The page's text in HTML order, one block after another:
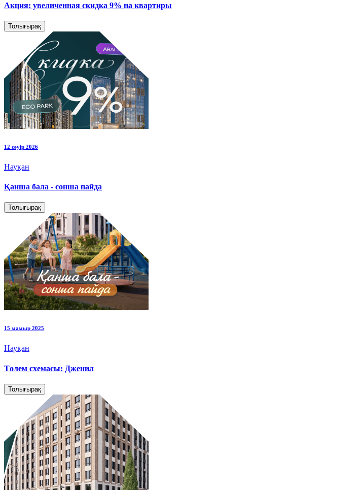
Акция: увеличенная скидка 9% на квартиры
Толығырақ
12 сәуір 2026
Науқан
Қанша бала - сонша пайда
Толығырақ
15 мамыр 2025
Науқан
Төлем схемасы: Дженил
Толығырақ